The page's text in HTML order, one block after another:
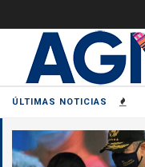
ÚLTIMAS NOTICIAS